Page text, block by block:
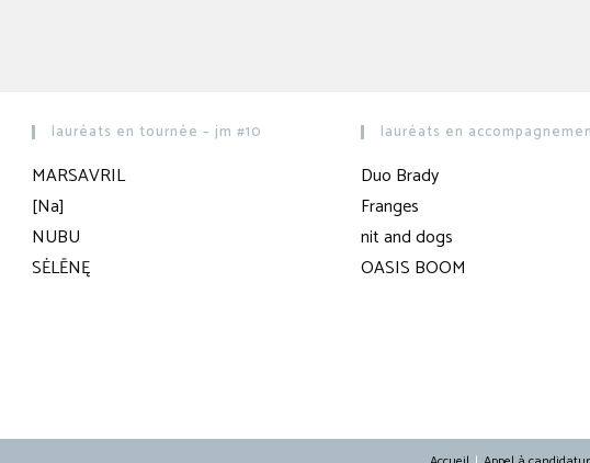
lauréats en tournée – jm #10
MARSAVRIL
[Na]
NUBU
SĖLĒNĘ
lauréats en
Duo Brady
Franges
nit and dogs
OASIS BOOM